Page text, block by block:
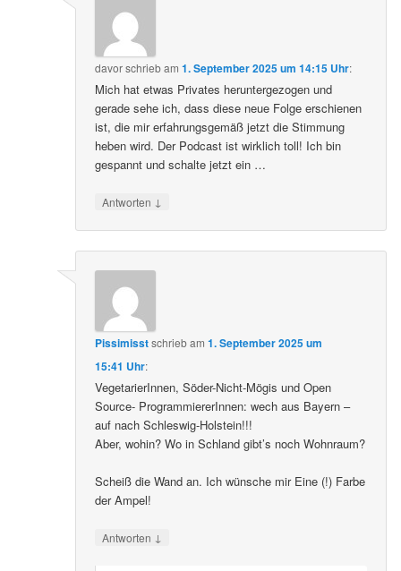
davorschriebam1. September 2025 um 14:15 Uhr:
Mich hat etwas Privates heruntergezogen und
gerade sehe ich, dass diese neue Folge erschienen
ist, die mir erfahrungsgemäß jetzt die Stimmung
heben wird. Der Podcast ist wirklich toll! Ich bin
gespannt und schalte jetzt ein …
Antworten ↓
Pissimisstschriebam1. September 2025 um
15:41 Uhr:
VegetarierInnen, Söder-Nicht-Mögis und Open
Source- ProgrammiererInnen: wech aus Bayern –
auf nach Schleswig-Holstein!!!
Aber, wohin? Wo in Schland gibt’s noch Wohnraum?
Scheiß die Wand an. Ich wünsche mir Eine (!) Farbe
der Ampel!
Antworten ↓